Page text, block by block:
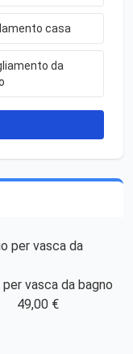
casa
da
per vasca da bagno
49,00 €